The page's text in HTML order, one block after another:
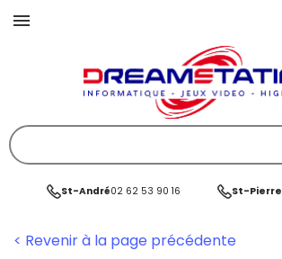
St-André02 62 53 90 16 St-Pierre
< Revenir à la page précédente